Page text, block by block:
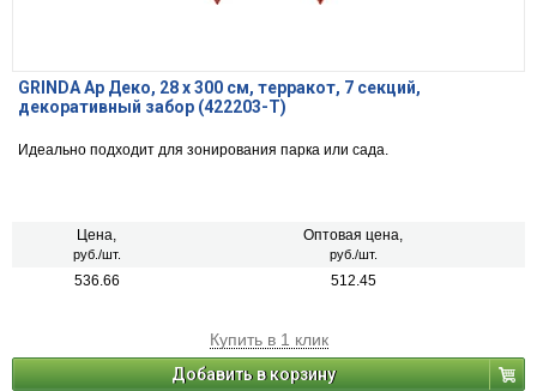
GRINDA Ар Деко, 28 х 300 см, терракот, 7 секций,
декоративный забор (422203-T)
Идеально подходит для зонирования парка или сада.
Цена,
руб./шт.
Оптовая цена,
руб./шт.
536.66 512.45
Купить в 1 клик
Добавить в корзину